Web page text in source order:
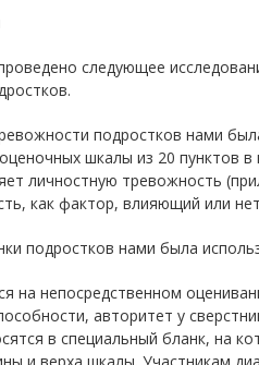
следующее
подростков нами
шкалы из 20 пунктов
личностную тревожность
как фактор, влияющий или
подростков нами была
на непосредственном
авторитет у
в специальный бланк, на